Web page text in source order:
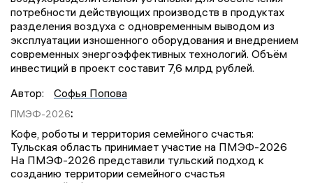
потребности действующих производств в продуктах
разделения воздуха с одновременным выводом из
эксплуатации изношенного оборудования и внедрением
современных энергоэффективных технологий. Объём
инвестиций в проект составит 7,6 млрд рублей.
Автор:
Софья Попова
ПМЭФ-2026:
Кофе, роботы и территория семейного счастья:
Тульская область принимает участие на ПМЭФ-2026
На ПМЭФ-2026 представили тульский подход к
созданию территории семейного счастья